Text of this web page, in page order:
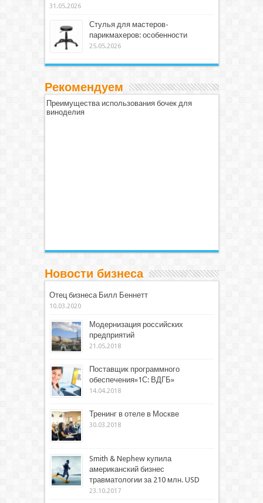
31.05.2026
Стулья для мастеров-
парикмахеров: особенности
25.05.2026
Рекомендуем
Преимущества использования бочек для
виноделия
Новости бизнеса
Отец бизнеса Билл Беннетт
10.03.2020
Модернизация российских
предприятий
21.05.2018
Поставщик программного
обеспечения»1С: ВДГБ»
14.04.2018
Тренинг в отеле в Москве
30.03.2018
Smith & Nephew купила
американский бизнес
травматологии за 210 млн. USD
23.10.2017